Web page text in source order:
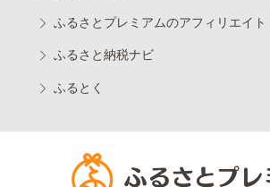
ふるさとプレミアムのアフィリエイト
ふるさと納税ナビ
ふるとく